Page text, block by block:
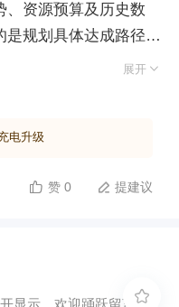
、资源预算及历史数
规划具体达成路径，
”，导致执行偏差。 在
二、可衡量
系以统一标准。 三、
四、现实性
实限制范围内，管理
展开 
电升级
 赞 0  提建议
显示，欢迎踊跃留言。
